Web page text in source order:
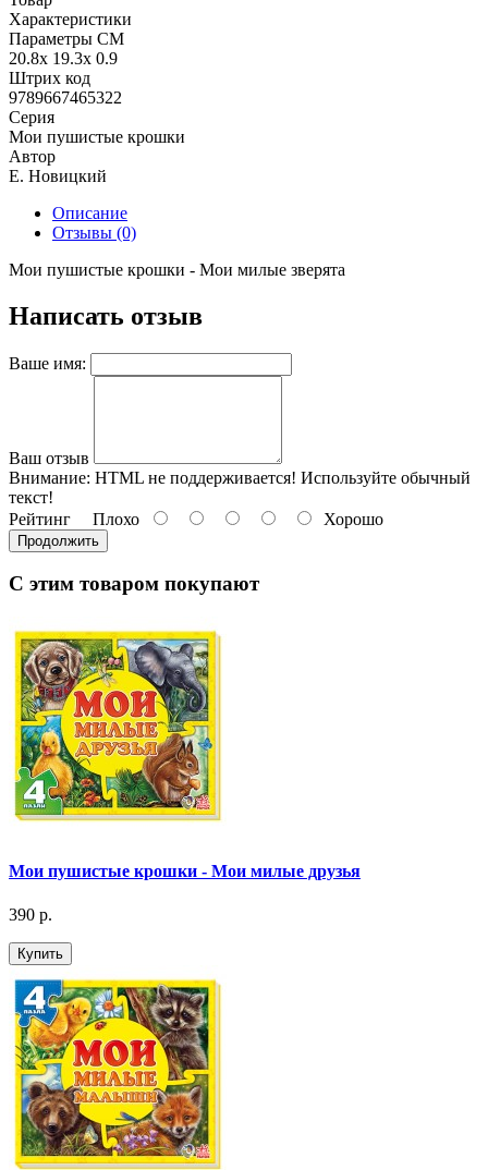
Характеристики
Параметры СМ
20.8x 19.3x 0.9
Штрих код
9789667465322
Серия
Мои пушистые крошки
Автор
Е. Новицкий
Описание
Отзывы (0)
Мои пушистые крошки - Мои милые зверята
Написать отзыв
Ваше имя:
Ваш отзыв
Внимание: HTML не поддерживается! Используйте обычный
текст!
Рейтинг Плохо Хорошо
Продолжить
С этим товаром покупают
Мои пушистые крошки - Мои милые друзья
390 р.
Купить